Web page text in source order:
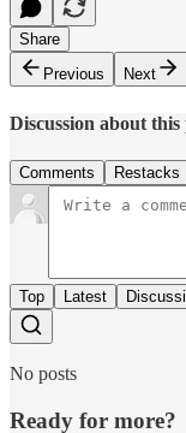
Share
Previous
Next
Discussion about this
Comments Restacks
Top Latest
No posts
Ready for more?